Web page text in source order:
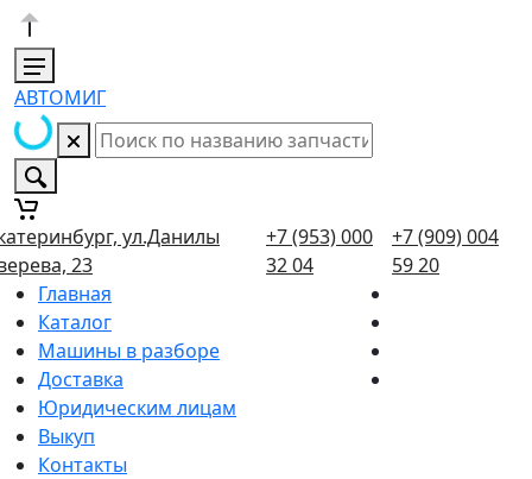
АВТОМИГ
ул.Данилы
23
+7 (953) 000
32 04
+7 (909) 004
59 20
Главная
Каталог
Машины в разборе
Доставка
Юридическим лицам
Выкуп
Контакты